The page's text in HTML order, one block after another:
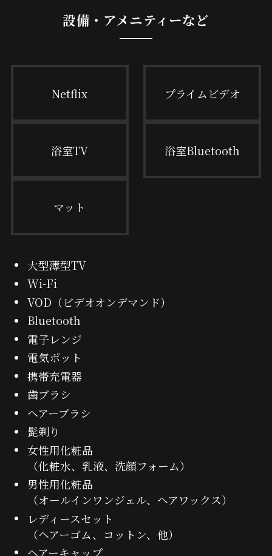
設備・アメニティーなど
Netflix プライムビデオ
浴室TV 浴室Bluetooth
マット
大型薄型TV
Wi-Fi
VOD（ビデオオンデマンド）
Bluetooth
電子レンジ
電気ポット
携帯充電器
歯ブラシ
ヘアーブラシ
髭剃り
女性用化粧品
（化粧水、乳液、洗顔フォーム）
男性用化粧品
（オールインワンジェル、ヘアワックス）
レディースセット
（ヘアーゴム、コットン、他）
ヘアーキャップ